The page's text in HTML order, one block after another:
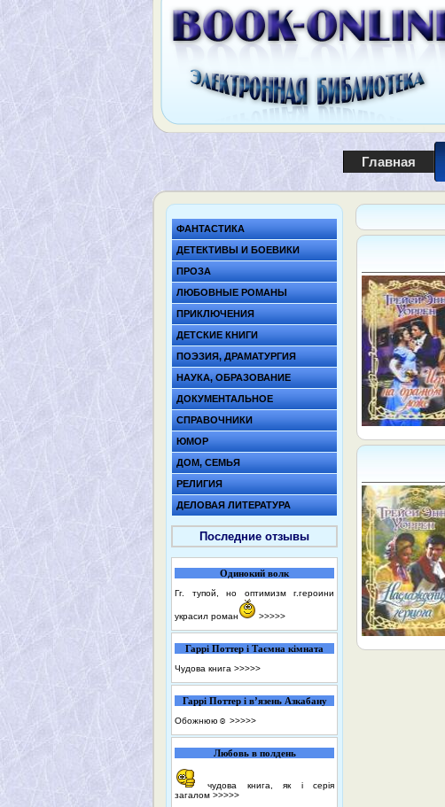
Главная
ФАНТАСТИКА
ДЕТЕКТИВЫ И БОЕВИКИ
ПРОЗА
ЛЮБОВНЫЕ РОМАНЫ
ПРИКЛЮЧЕНИЯ
ДЕТСКИЕ КНИГИ
ПОЭЗИЯ, ДРАМАТУРГИЯ
НАУКА, ОБРАЗОВАНИЕ
ДОКУМЕНТАЛЬНОЕ
СПРАВОЧНИКИ
ЮМОР
ДОМ, СЕМЬЯ
РЕЛИГИЯ
ДЕЛОВАЯ ЛИТЕРАТУРА
Последние отзывы
Одинокий волк
Гг. тупой, но оптимизм г.героини
украсил роман >>>>>
Гаррі Поттер і Таємна кімната
Чудова книга >>>>>
Гаррі Поттер і в’язень Азкабану
Обожнюю☺️ >>>>>
Любовь в полдень
чудова книга, як і серія
загалом >>>>>